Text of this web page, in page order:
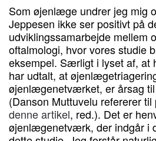
Som øjenlæge undrer jeg mig
Jeppesen ikke ser positivt på
udviklingssamarbejde mellem
oftalmologi, hvor vores studie
eksempel. Særligt i lyset af, at
har udtalt, at
øjenlægenetværket, er årsag
(Danson Muttuvelu refererer til
denne artikel, red.). Det er
øjenlægenetværk, der indgår i